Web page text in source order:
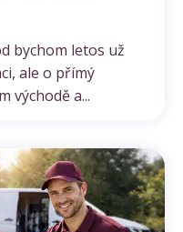
bychom letos už
ale o přímý
východě a...
Servis ČOV STMH
Odeslat